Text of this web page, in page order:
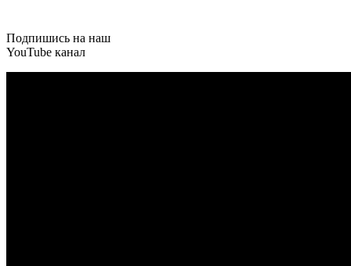
Подпишись на наш
YouTube канал